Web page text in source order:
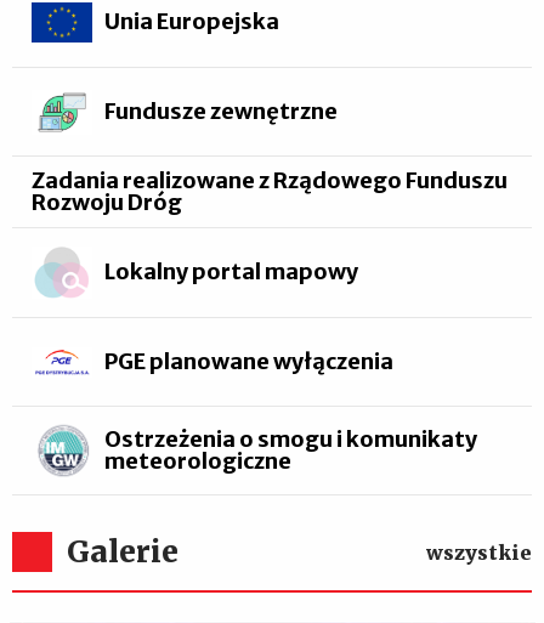
Unia Europejska
Fundusze zewnętrzne
Zadania realizowane z Rządowego Funduszu
Rozwoju Dróg
Lokalny portal mapowy
PGE planowane wyłączenia
Ostrzeżenia o smogu i komunikaty
meteorologiczne
Galerie wszystkie